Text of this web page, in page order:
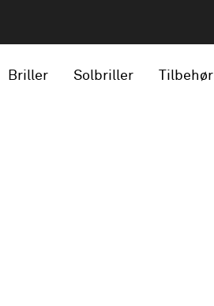
Briller Solbriller Tilbehør